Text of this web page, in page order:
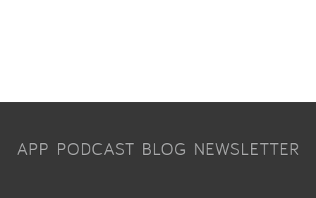
APP PODCAST BLOG NEWSLETTER